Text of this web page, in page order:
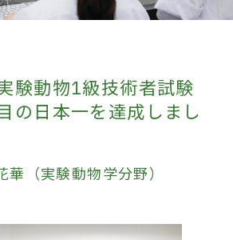
験動物1級技術者試験
の日本一を達成しまし
（実験動物学分野）